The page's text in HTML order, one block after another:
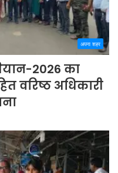
अपना शहर
2026 का
वरिष्ठ अधिकारी